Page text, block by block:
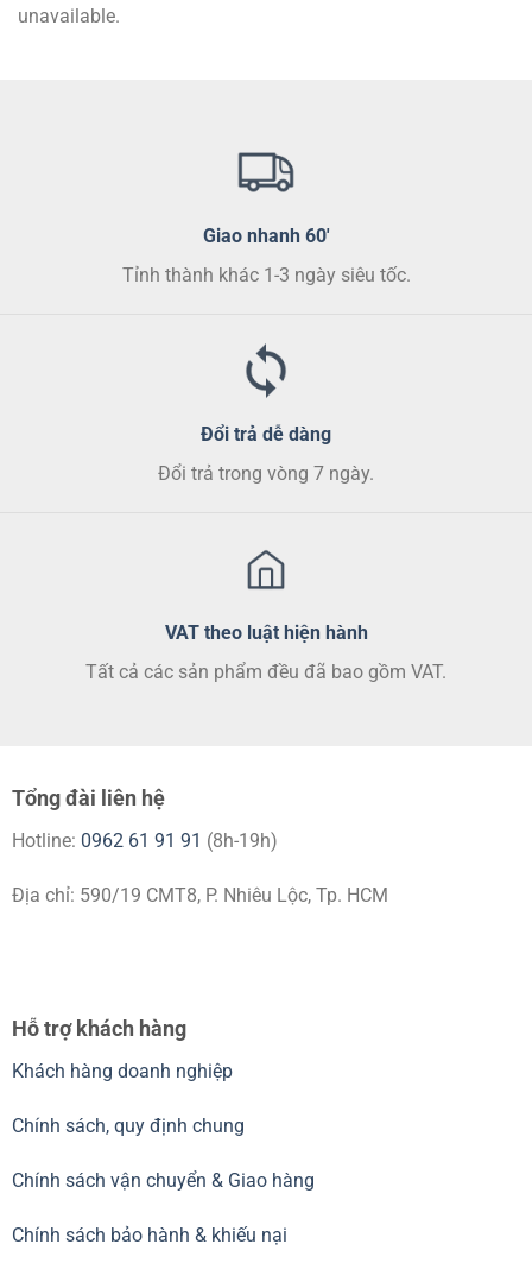
unavailable.
Giao nhanh 60'
Tỉnh thành khác 1-3 ngày siêu tốc.
Đổi trả dễ dàng
Đổi trả trong vòng 7 ngày.
VAT theo luật hiện hành
Tất cả các sản phẩm đều đã bao gồm VAT.
Tổng đài liên hệ
Hotline: 0962 61 91 91 (8h-19h)
Địa chỉ: 590/19 CMT8, P. Nhiêu Lộc, Tp. HCM
Hỗ trợ khách hàng
Khách hàng doanh nghiệp
Chính sách, quy định chung
Chính sách vận chuyển & Giao hàng
Chính sách bảo hành & khiếu nại